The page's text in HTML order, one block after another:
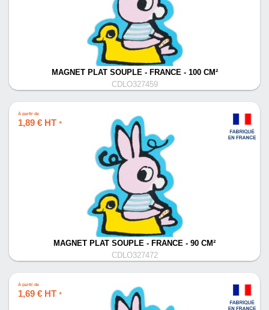
MAGNET PLAT SOUPLE - FRANCE - 100 CM²
CDLO327459
À partir de
1,89 € HT *
MAGNET PLAT SOUPLE - FRANCE - 90 CM²
CDLO327472
À partir de
1,69 € HT *